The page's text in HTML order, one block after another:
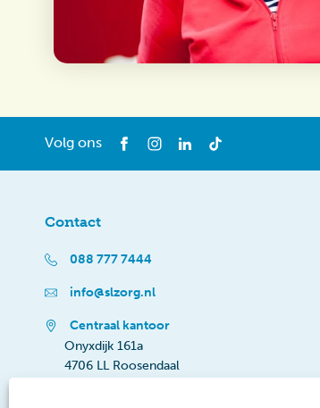
Volg ons
Contact
088 777 7444
info@slzorg.nl
Centraal kantoor
Onyxdijk 161a
4706 LL Roosendaal